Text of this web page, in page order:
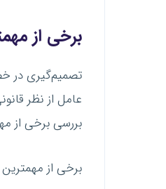
برخی از
تصمیم‌گیری در
عامل از نظر
بررسی برخی از
برخی از مهمترین